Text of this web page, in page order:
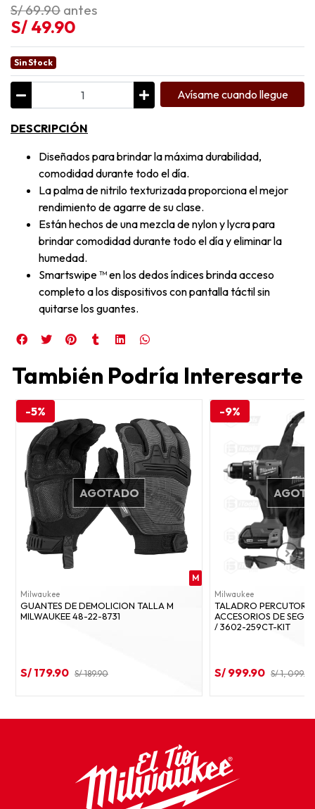
S/ 69.90 antes
S/ 49.90
Sin Stock
Avísame cuando llegue
DESCRIPCIÓN
Diseñados para brindar la máxima durabilidad,
comodidad durante todo el día.
La palma de nitrilo texturizada proporciona el mejor
rendimiento de agarre de su clase.
Están hechos de una mezcla de nylon y lycra para
brindar comodidad durante todo el día y eliminar la
humedad.
Smartswipe ™ en los dedos índices brinda acceso
completo a los dispositivos con pantalla táctil sin
quitarse los guantes.
También Podría Interesarte
-5%
AGOTADO
M
Milwaukee
GUANTES DE DEMOLICION TALLA M
MILWAUKEE 48-22-8731
S/ 179.90 S/ 189.90
-9%
Milwaukee
TALADRO PERCUTOR
ACCESORIOS DE
/ 3602-259CT-KIT
S/ 999.90 S/ 1, 099.90